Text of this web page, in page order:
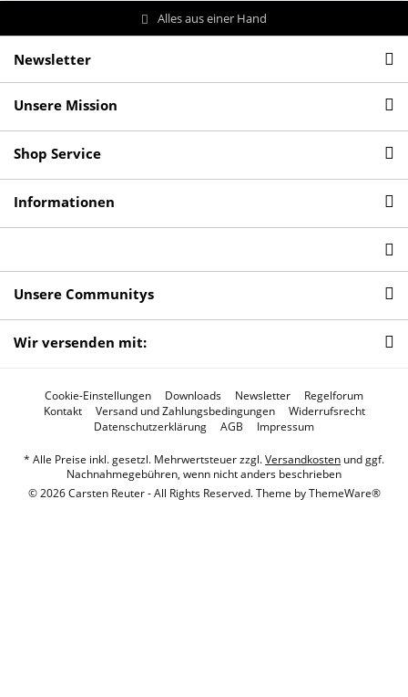
Alles aus einer Hand
Newsletter
Unsere Mission
Shop Service
Informationen
Unsere Communitys
Wir versenden mit:
Cookie-Einstellungen Downloads Newsletter
Regelforum
Kontakt
Versand und Zahlungsbedingungen
Widerrufsrecht
Datenschutzerklärung
AGB Impressum
* Alle Preise inkl. gesetzl. Mehrwertsteuer zzgl.Versandkosten und ggf.
Nachnahmegebühren, wenn nicht anders beschrieben
© 2026 Carsten Reuter - All Rights Reserved. Theme byThemeWare®